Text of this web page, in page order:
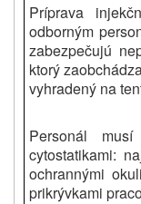
Príprava
odborným
zabezpečujú
ktorý
vyhradený na
Personál
cytostatikami:
ochrannými
prikrývkami